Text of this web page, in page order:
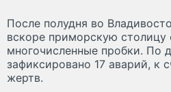
После полудня во
вскоре приморскую столицу
многочисленные пробки.
зафиксировано 17 аварий, к
жертв.